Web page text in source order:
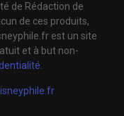
de Rédaction de
de ces produits,
est un site
et à but non-